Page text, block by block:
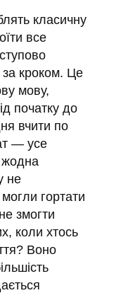
класичну
все
за кроком. Це
мову,
початку до
вчити по
— усе
жодна
не
гортати
змогти
коли хтось
Воно